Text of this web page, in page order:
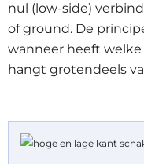
nul (low-side)
of ground. De
wanneer heeft
hangt grotendeels